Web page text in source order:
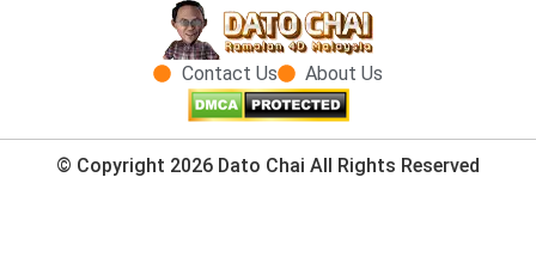
Contact Us About Us
© Copyright 2026 Dato Chai All Rights Reserved